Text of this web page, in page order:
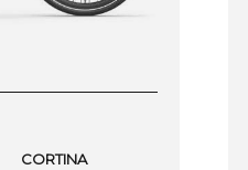
CORTINA